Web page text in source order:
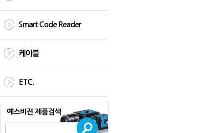
Smart Code Reader
케이블
ETC.